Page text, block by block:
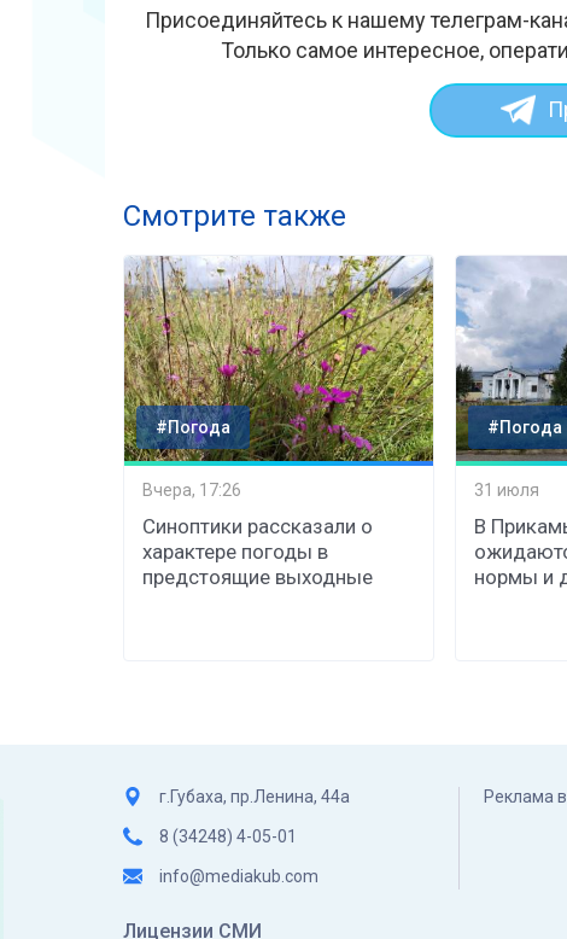
Присоединяйтесь к нашему телеграм-
Только самое интересное,
Смотрите также
#Погода
Вчера, 17:26
Синоптики рассказали о
характере погоды в
предстоящие выходные
#Погода
31 июля
В
нормы и
г.Губаха, пр.Ленина, 44а
8 (34248) 4-05-01
info@mediakub.com
Реклама в
Лицензии СМИ